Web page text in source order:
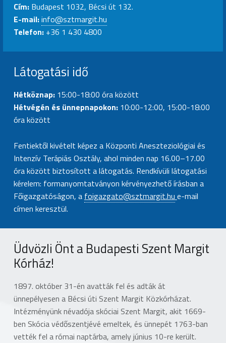
Cím:Budapest 1032, Bécsi út 132.
E-mail:info@sztmargit.hu
Telefon:+36 1 430 4800
Látogatási idő
Hétköznap: 15:00-18:00 óra között
Hétvégén és ünnepnapokon: 10:00-12:00, 15:00-18:00
óra között
Fentiektől kivételt képez a Központi Aneszteziológiai és
Intenzív Terápiás Osztály, ahol minden nap 16.00–17.00
óra között biztosított a látogatás. Rendkívüli látogatási
kérelem: formanyomtatványon kérvényezhető írásban a
Főigazgatóságon, a foigazgato@sztmargit.hu e-mail
címen keresztül.
Üdvözli Önt a Budapesti Szent Margit
Kórház!
1897. október 31-én avatták fel és adták át
ünnepélyesen a Bécsi úti Szent Margit Közkórházat.
Intézményünk névadója skóciai Szent Margit, akit 1669-
ben Skócia védőszentjévé emeltek, és ünnepét 1763-ban
vették fel a római naptárba, amely június 10-re került.